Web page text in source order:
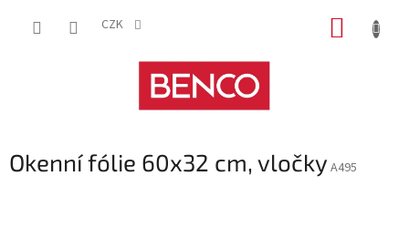
CZK
Okenní fólie 60x32 cm, vločky A495